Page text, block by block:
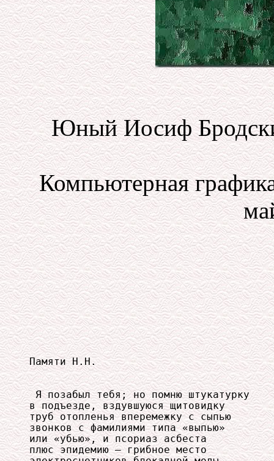
Юный Иосиф
Компьютерная
Памяти Н.Н.
Я позабыл тебя; но помню штукатурку
в подъезде, вздувшуюся щитовидку
труб отопленья вперемежку с сыпью
звонков с фамилиями типа «выпью»
или «убью», и псориаз асбеста
плюс эпидемию — грибное место